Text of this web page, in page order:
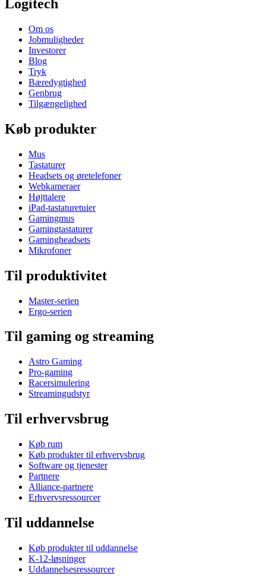
Logitech
Om os
Jobmuligheder
Investorer
Blog
Tryk
Bæredygtighed
Genbrug
Tilgængelighed
Køb produkter
Mus
Tastaturer
Headsets og øretelefoner
Webkameraer
Højttalere
iPad-tastaturetuier
Gamingmus
Gamingtastaturer
Gamingheadsets
Mikrofoner
Til produktivitet
Master-serien
Ergo-serien
Til gaming og streaming
Astro Gaming
Pro-gaming
Racersimulering
Streamingudstyr
Til erhvervsbrug
Køb rum
Køb produkter til erhvervsbrug
Software og tjenester
Partnere
Alliance-partnere
Erhvervsressourcer
Til uddannelse
Køb produkter til uddannelse
K-12-løsninger
Uddannelsesressourcer